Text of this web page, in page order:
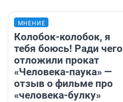
МНЕНИЕ
Колобок-колобок, я
тебя боюсь! Ради чего
отложили прокат
«Человека-паука» —
отзыв о фильме про
«человека-булку»